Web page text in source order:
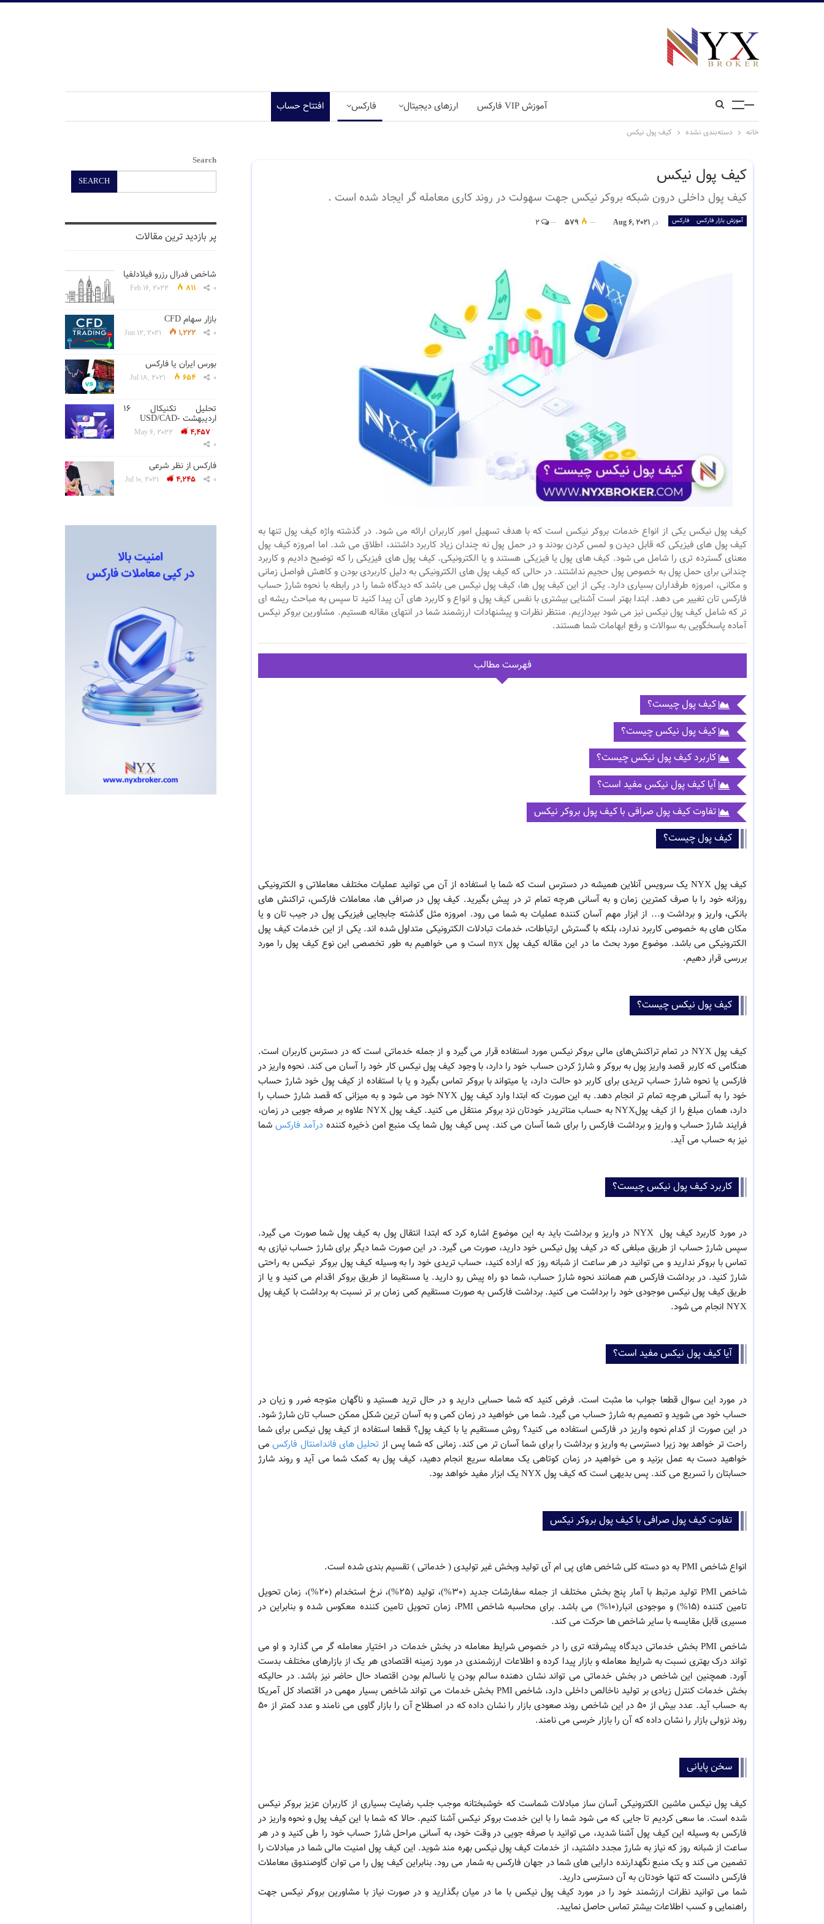
آموزش VIP فارکس ارزهای دیجیتال فارکس افتتاح حساب
خانه دسته‌بندی نشده کیف پول نیکس
کیف پول نیکس
کیف پول داخلی درون شبکه بروکر نیکس جهت سهولت در روند کاری معامله گر ایجاد شده است .
آموزش بازار فارکس فارکس در Aug 6, 2021
579
کیف پول نیکس یکی از انواع خدمات بروکر نیکس است که با هدف تسهیل امور کاربران ارائه می شود. در گذشته واژه کیف پول تنها به
کیف پول های فیزیکی که قابل دیدن و لمس کردن بودند و در حمل پول نه چندان زیاد کاربرد داشتند، اطلاق می شد. اما امروزه کیف پول
معنای گسترده تری را شامل می شود. کیف های پول یا فیزیکی هستند و یا الکترونیکی. کیف پول های فیزیکی را که توضیح دادیم و کاربرد
چندانی برای حمل پول به خصوص پول حجیم نداشتند. در حالی که کیف پول های الکترونیکی به دلیل کاربردی بودن و کاهش فواصل زمانی
و مکانی، امروزه طرفداران بسیاری دارد. یکی از این کیف پول ها، کیف پول نیکس می باشد که دیدگاه شما را در رابطه با نحوه شارژ حساب
فارکس تان تغییر می دهد. ابتدا بهتر است آشنایی بیشتری با نفس کیف پول و انواع و کاربرد های آن پیدا کنید تا سپس به مباحث ریشه ای
تر که شامل کیف پول نیکس نیز می شود بپردازیم. منتظر نظرات و پیشنهادات ارزشمند شما در انتهای مقاله هستیم. مشاورین بروکر نیکس
آماده پاسخگویی به سوالات و رفع ابهامات شما هستند.
فهرست مطالب
کیف پول چیست؟
کیف پول نیکس چیست؟
کاربرد کیف پول نیکس چیست؟
آیا کیف پول نیکس مفید است؟
تفاوت کیف پول صرافی با کیف پول بروکر نیکس
کیف پول چیست؟
کیف پول NYX یک سرویس آنلاین همیشه در دسترس است که شما با استفاده از آن می توانید عملیات مختلف معاملاتی و الکترونیکی
روزانه خود را با صرف کمترین زمان و به آسانی هرچه تمام تر در پیش بگیرید. کیف پول در صرافی ها، معاملات فارکس، تراکنش های
بانکی، واریز و برداشت و… از ابزار مهم آسان کننده عملیات به شما می رود. امروزه مثل گذشته جابجایی فیزیکی پول در جیب تان و یا
مکان های به خصوصی کاربرد ندارد، بلکه با گسترش ارتباطات، خدمات تبادلات الکترونیکی متداول شده اند. یکی از این خدمات کیف پول
الکترونیکی می باشد. موضوع مورد بحث ما در این مقاله کیف پول nyx است و می خواهیم به طور تخصصی این نوع کیف پول را مورد
بررسی قرار دهیم.
کیف پول نیکس چیست؟
کیف پول NYX در تمام تراکنش‌های مالی بروکر نیکس مورد استفاده قرار می گیرد و از جمله خدماتی است که در دسترس کاربران است.
هنگامی که کاربر قصد واریز پول به بروکر و شارژ کردن حساب خود را دارد، با وجود کیف پول نیکس کار خود را آسان می کند. نحوه واریز در
فارکس یا نحوه شارژ حساب تریدی برای کاربر دو حالت دارد، یا میتواند با بروکر تماس بگیرد و یا با استفاده از کیف پول خود شارژ حساب
خود را به آسانی هرچه تمام تر انجام دهد. به این صورت که ابتدا وارد کیف پول NYX خود می شود و به میزانی که قصد شارژ حساب را
دارد، همان مبلغ را از کیف پولNYX به حساب متاتریدر خودتان نزد بروکر منتقل می کنید. کیف پول NYX علاوه بر صرفه جویی در زمان،
فرایند شارژ حساب و واریز و برداشت فارکس را برای شما آسان می کند. پس کیف پول شما یک منبع امن ذخیره کننده درآمد فارکس شما
نیز به حساب می آید.
کاربرد کیف پول نیکس چیست؟
در مورد کاربرد کیف پول NYX در واریز و برداشت باید به این موضوع اشاره کرد که ابتدا انتقال پول به کیف پول شما صورت می گیرد.
سپس شارژ حساب از طریق مبلغی که در کیف پول نیکس خود دارید، صورت می گیرد. در این صورت شما دیگر برای شارژ حساب نیازی به
تماس با بروکر ندارید و می توانید در هر ساعت از شبانه روز که اراده کنید، حساب تریدی خود را به وسیله کیف پول بروکر نیکس به راحتی
شارژ کنید. در برداشت فارکس هم همانند نحوه شارژ حساب، شما دو راه پیش رو دارید. یا مستقیما از طریق بروکر اقدام می کنید و یا از
طریق کیف پول نیکس موجودی خود را برداشت می کنید. برداشت فارکس به صورت مستقیم کمی زمان بر تر نسبت به برداشت با کیف پول
NYX انجام می شود.
آیا کیف پول نیکس مفید است؟
در مورد این سوال قطعا جواب ما مثبت است. فرض کنید که شما حسابی دارید و در حال ترید هستید و ناگهان متوجه ضرر و زیان در
حساب خود می شوید و تصمیم به شارژ حساب می گیرد. شما می خواهید در زمان کمی و به آسان ترین شکل ممکن حساب تان شارژ شود.
در این صورت از کدام نحوه واریز در فارکس استفاده می کنید؟ روش مستقیم یا با کیف پول؟ قطعا استفاده از کیف پول نیکس برای شما
راحت تر خواهد بود زیرا دسترسی به واریز و برداشت را برای شما آسان تر می کند. زمانی که شما پس از تحلیل های فاندامنتال فارکسمی
خواهید دست به عمل بزنید و می خواهید در زمان کوتاهی یک معامله سریع انجام دهید، کیف پول به کمک شما می آید و روند شارژ
حسابتان را تسریع می کند. پس بدیهی است که کیف پول NYX یک ابزار مفید خواهد بود.
تفاوت کیف پول صرافی با کیف پول بروکر نیکس
انواع شاخص PMI به دو دسته کلی شاخص های پی ام آی تولید وبخش غیر تولیدی ( خدماتی ) تقسیم بندی شده است.
شاخص PMI تولید مرتبط با آمار پنج بخش مختلف از جمله سفارشات جدید (30%)، تولید (25%)، نرخ استخدام (20%)، زمان تحویل
تامین کننده (15%) و موجودی انبار(10%) می باشد. برای محاسبه شاخص PMI، زمان تحویل تامین کننده معکوس شده و بنابراین در
مسیری قابل مقایسه با سایر شاخص ها حرکت می کند.
شاخص PMI بخش خدماتی دیدگاه پیشرفته تری را در خصوص شرایط معامله در بخش خدمات در اختیار معامله گر می گذارد و او می
تواند درک بهتری نسبت به شرایط معامله و بازار پیدا کرده و اطلاعات ارزشمندی در مورد زمینه اقتصادی هر یک از بازارهای مختلف بدست
آورد. همچنین این شاخص در بخش خدماتی می تواند نشان دهنده سالم بودن یا ناسالم بودن اقتصاد حال حاضر نیز باشد. در حالیکه
بخش خدمات کنترل زیادی بر تولید ناخالص داخلی دارد، شاخص PMI بخش خدمات می تواند شاخص بسیار مهمی در اقتصاد کل آمریکا
به حساب آید. عدد بیش از 50 در این شاخص روند صعودی بازار را نشان داده که در اصطلاح آن را بازار گاوی می نامند و عدد کمتر از 50
روند نزولی بازار را نشان داده که آن را بازار خرسی می نامند.
سخن پایانی
کیف پول نیکس ماشین الکترونیکی آسان ساز مبادلات شماست که خوشبختانه موجب جلب رضایت بسیاری از کاربران عزیز بروکر نیکس
شده است. ما سعی کردیم تا جایی که می شود شما را با این خدمت بروکر نیکس آشنا کنیم. حالا که شما با این کیف پول و نحوه واریز در
فارکس به وسیله این کیف پول آشنا شدید، می توانید با صرفه جویی در وقت خود، به آسانی مراحل شارژ حساب خود را طی کنید و در هر
ساعت از شبانه روز که نیاز به شارژ مجدد داشتید، از خدمات کیف پول نیکس بهره مند شوید. این کیف پول امنیت مالی شما در مبادلات را
تضمین می کند و یک منبع نگهدارنده دارایی های شما در جهان فارکس به شمار می رود. بنابراین کیف پول را می توان گاوصندوق معاملات
فارکس دانست که تنها خودتان به آن دسترسی دارید.
شما می توانید نظرات ارزشمند خود را در مورد کیف پول نیکس با ما در میان بگذارید و در صورت نیاز با مشاورین بروکر نیکس جهت
راهنمایی و کسب اطلاعات بیشتر تماس حاصل نمایید.
Search
SEARCH
پر بازدید ترین مقالات
شاخص فدرال رزرو فیلادلفیا
Feb 16, 2022 811 0
بازار سهام CFD
Jun 12, 2021 1,222 0
بورس ایران یا فارکس
Jul 18, 2021 654 0
تحلیل تکنیکال 16
اردیبهشت -USD/CAD
May 6, 2022
4,457
0
فارکس از نظر شرعی
Jul 10, 2021 4,245 0